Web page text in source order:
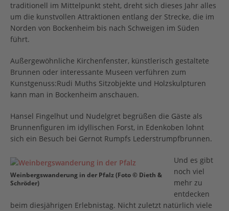
traditionell im Mittelpunkt steht, dreht sich dieses Jahr alles
um die kunstvollen Attraktionen entlang der Strecke, die im
Norden von Bockenheim bis nach Schweigen im Süden
führt.
Außergewöhnliche Kirchenfenster, künstlerisch gestaltete
Brunnen oder interessante Museen verführen zum
Kunstgenuss:Rudi Muths Sitzobjekte und Holzskulpturen
kann man in Bockenheim anschauen.
Hansel Fingelhut und Nudelgret begrüßen die Gäste als
Brunnenfiguren im idyllischen Forst, in Edenkoben lohnt
sich ein Besuch bei Gernot Rumpfs Lederstrumpfbrunnen.
Weinbergswanderung in der Pfalz (Foto © Dieth &
Schröder)
Und es gibt
noch viel
mehr zu
entdecken
beim diesjährigen Erlebnistag. Nicht zuletzt natürlich viele